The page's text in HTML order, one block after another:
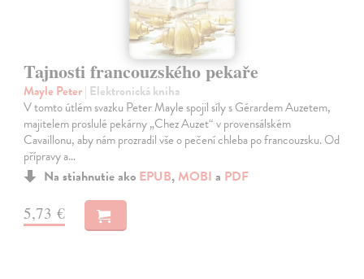
Tajnosti francouzského pekaře
Mayle Peter| Elektronická kniha
V tomto útlém svazku Peter Mayle spojil síly s Gérardem Auzetem,
majitelem proslulé pekárny „Chez Auzet“ v provensálském
Cavaillonu, aby nám prozradil vše o pečení chleba po francouzsku. Od
přípravy a…
Na stiahnutie ako EPUB, MOBI a PDF
5,73 €